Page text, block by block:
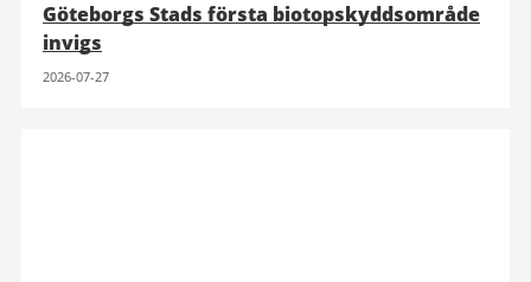
Göteborgs Stads första biotopskyddsområde
invigs
2026-07-27